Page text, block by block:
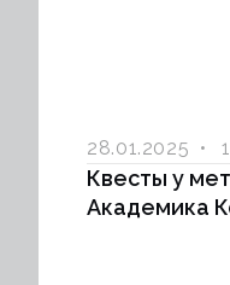
28.01.2025
Квесты у
Академика